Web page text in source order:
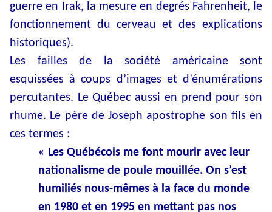
guerre en Irak, la mesure en degrés Fahrenheit, le
fonctionnement du cerveau et des explications
historiques).
Les failles de la société américaine sont
esquissées à coups d’images et d’énumérations
percutantes. Le Québec aussi en prend pour son
rhume. Le père de Joseph apostrophe son fils en
ces termes :
« Les Québécois me font mourir avec leur
nationalisme de poule mouillée. On s’est
humiliés nous-mêmes à la face du monde
en 1980 et en 1995 en mettant pas nos